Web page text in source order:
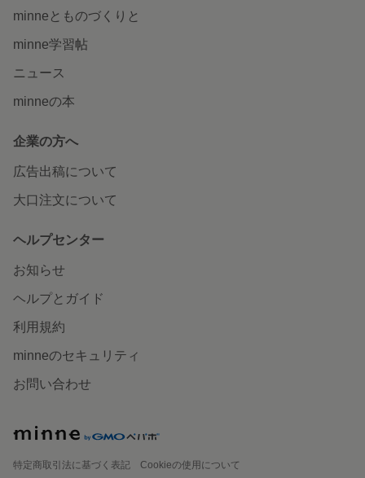
minneとものづくりと
minne学習帖
ニュース
minneの本
企業の方へ
広告出稿について
大口注文について
ヘルプセンター
お知らせ
ヘルプとガイド
利用規約
minneのセキュリティ
お問い合わせ
特定商取引法に基づく表記
Cookieの使用について